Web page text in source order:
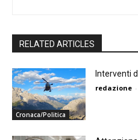
RELATED ARTICLES
Cronaca/Politica
Interventi
redazione -